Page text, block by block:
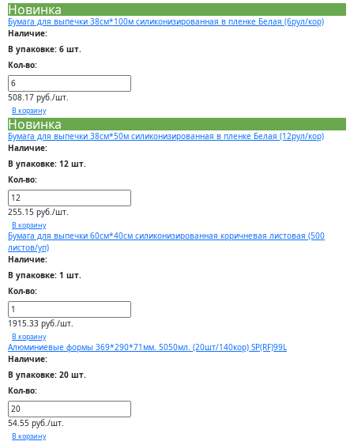
Новинка
Бумага для выпечки 38см*100м силиконизированная в пленке Белая (6рул/кор)
Наличие:
В упаковке: 6 шт.
Кол-во:
508.17 руб./шт.
В корзину
Новинка
Бумага для выпечки 38см*50м силиконизированная в пленке Белая (12рул/кор)
Наличие:
В упаковке: 12 шт.
Кол-во:
255.15 руб./шт.
В корзину
Бумага для выпечки 60см*40см силиконизированная коричневая листовая (500
листов/уп)
Наличие:
В упаковке: 1 шт.
Кол-во:
1915.33 руб./шт.
В корзину
Алюминиевые формы 369*290*71мм. 5050мл. (20шт/140кор) SP(RF)99L
Наличие:
В упаковке: 20 шт.
Кол-во:
54.55 руб./шт.
В корзину